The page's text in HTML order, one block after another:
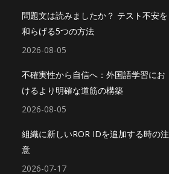
問題文は読みましたか？ テスト不安を
和らげる5つの方法
2026-08-05
不確実性から自信へ：外国語学習にお
けるより明確な道筋の構築
2026-08-05
組織に新しいROR IDを追加する時の注
意
2026-07-17